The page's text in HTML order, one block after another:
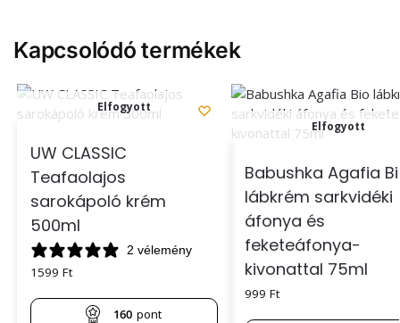
Kapcsolódó termékek
Elfogyott
UW CLASSIC
Teafaolajos
sarokápoló krém
500ml
2 vélemény
1599 Ft
160 pont
Elfogyott
Babushka Agafia
lábkrém sarkvidéki
áfonya és
feketeáfonya-
kivonattal 75ml
999 Ft